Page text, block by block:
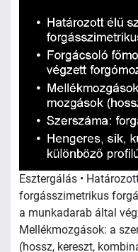
Esztergálás •
forgásszimetrikus
a munkadarab által
Mellékmozgások: a
(hossz, kereszt,